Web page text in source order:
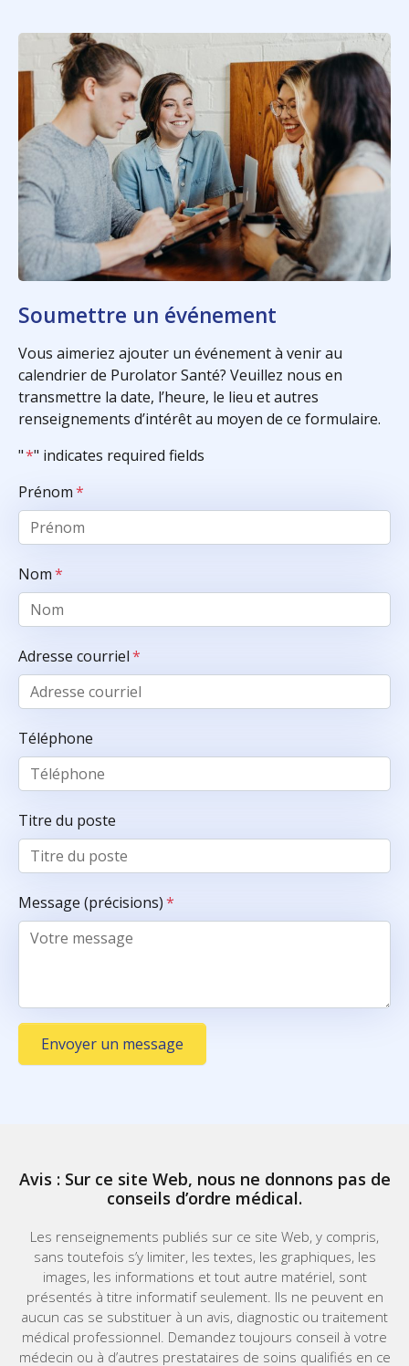
Soumettre un événement
Vous aimeriez ajouter un événement à venir au
calendrier de Purolator Santé? Veuillez nous en
transmettre la date, l’heure, le lieu et autres
renseignements d’intérêt au moyen de ce formulaire.
"*" indicates required fields
Prénom*
Nom*
Adresse courriel*
Téléphone
Titre du poste
Message (précisions)*
Envoyer un message
Avis : Sur ce site Web, nous ne donnons pas de
conseils d’ordre médical.
Les renseignements publiés sur ce site Web, y compris,
sans toutefois s’y limiter, les textes, les graphiques, les
images, les informations et tout autre matériel, sont
présentés à titre informatif seulement. Ils ne peuvent en
aucun cas se substituer à un avis, diagnostic ou traitement
médical professionnel. Demandez toujours conseil à votre
médecin ou à d’autres prestataires de soins qualifiés en ce